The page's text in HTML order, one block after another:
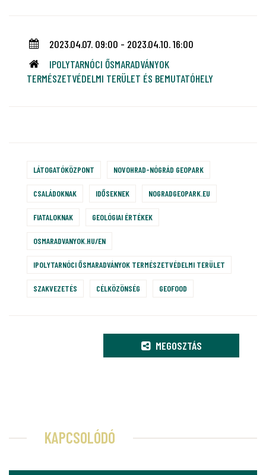
2023.04.07. 09:00 - 2023.04.10. 16:00
IPOLYTARNÓCI ŐSMARADVÁNYOK
TERMÉSZETVÉDELMI TERÜLET ÉS BEMUTATÓHELY
LÁTOGATÓKÖZPONT NOVOHRAD-NÓGRÁD GEOPARK
CSALÁDOKNAK IDŐSEKNEK NOGRADGEOPARK.EU
FIATALOKNAK GEOLÓGIAI ÉRTÉKEK
OSMARADVANYOK.HU/EN
IPOLYTARNÓCI ŐSMARADVÁNYOK TERMÉSZETVÉDELMI TERÜLET
SZAKVEZETÉS CÉLKÖZÖNSÉG GEOFOOD
MEGOSZTÁS
KAPCSOLÓDÓ